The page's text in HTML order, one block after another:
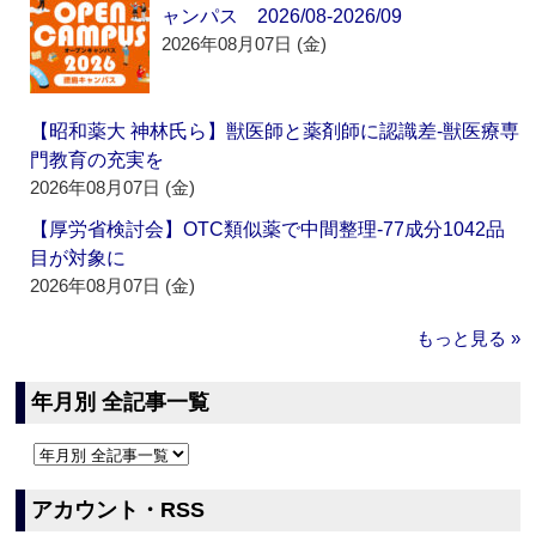
ャンパス 2026/08-2026/09
2026年08月07日 (金)
【昭和薬大 神林氏ら】獣医師と薬剤師に認識差‐獣医療専
門教育の充実を
2026年08月07日 (金)
【厚労省検討会】OTC類似薬で中間整理‐77成分1042品
目が対象に
2026年08月07日 (金)
もっと見る »
年月別 全記事一覧
アカウント・RSS